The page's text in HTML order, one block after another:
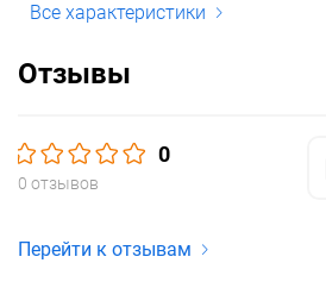
Все характеристики
Отзывы
0
0 отзывов
Перейти к отзывам